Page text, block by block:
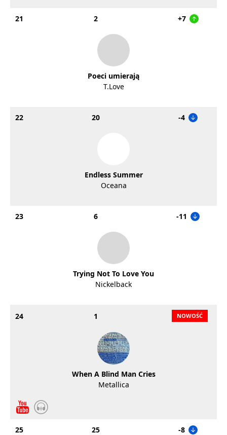
21 2 +7
Poeci umierają
T.Love
22 20 -4
Endless Summer
Oceana
23 6 -11
Trying Not To Love You
Nickelback
24 1
When A Blind Man Cries
Metallica
25 25 -8